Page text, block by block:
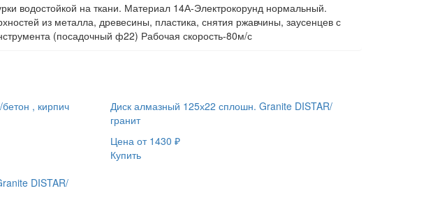
водостойкой на ткани. Материал 14А-Электрокорунд нормальный.
из металла, древесины, пластика, снятия ржавчины, заусенцев с
(посадочный ф22) Рабочая скорость-80м/с
, кирпич
Диск алмазный 125х22 сплошн. Granite DISTAR/
гранит
Цена от 1430 ₽
Купить
DISTAR/